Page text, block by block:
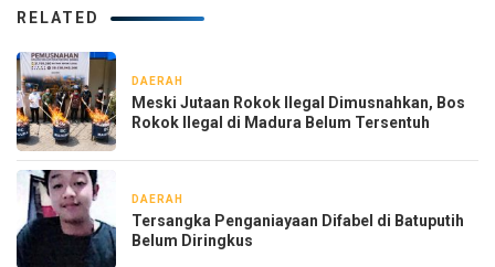
RELATED
DAERAH
Meski Jutaan Rokok Ilegal Dimusnahkan, Bos
Rokok Ilegal di Madura Belum Tersentuh
DAERAH
Tersangka Penganiayaan Difabel di Batuputih
Belum Diringkus